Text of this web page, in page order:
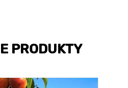
PRODUKTY